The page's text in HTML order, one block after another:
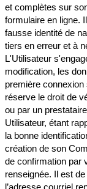
et complètes sur
formulaire en ligne.
fausse identité de
tiers en erreur et à
L'Utilisateur
modification, les
première
réserve le droit de
ou par un
Utilisateur, étant
la bonne
création de son
de confirmation par
renseignée. Il est
l’adresse courriel